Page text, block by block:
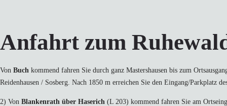
Anfahrt zum
Von Buch kommend fahren Sie durch ganz Mastershausen bis zum
Reidenhausen / Sosberg. Nach 1850 m erreichen Sie den Eingang/Parkplatz
2) Von Blankenrath über Haserich (L 203) kommend fahren Sie am